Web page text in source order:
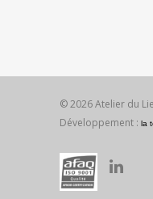
© 2026 Atelier du
Développement : la